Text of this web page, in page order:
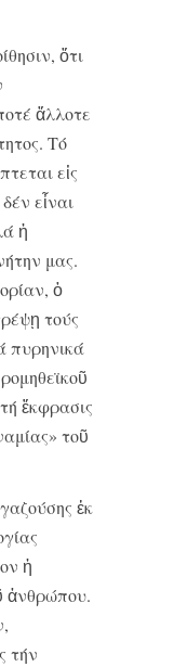
ὅτι
ἄλλοτε
Τό
εἰς
εἶναι
ἡ
μας.
ὁ
τούς
πυρηνικά
ἔκφρασις
τοῦ
ἐκ
ἡ
ἀνθρώπου.
τήν